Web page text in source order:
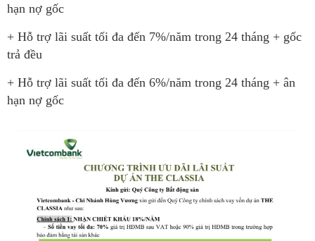
hạn nợ gốc
+ Hỗ trợ lãi suất tối đa đến 7%/năm trong 24 tháng + gốc
trả đều
+ Hỗ trợ lãi suất tối đa đến 6%/năm trong 24 tháng + ân
hạn nợ gốc